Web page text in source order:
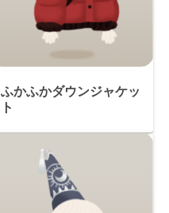
ふかふかダウンジャケッ
ト